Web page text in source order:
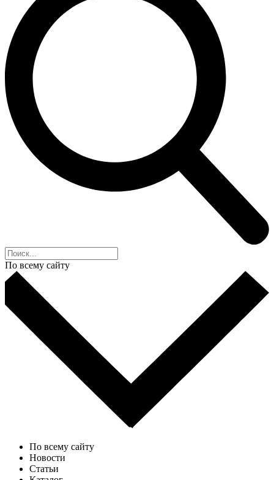
По всему сайту
По всему сайту
Новости
Статьи